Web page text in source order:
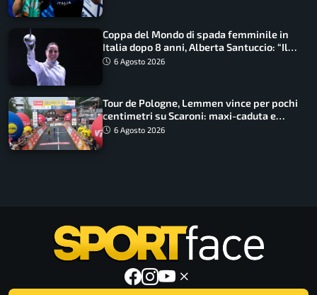
Coppa del Mondo di spada femminile in
Italia dopo 8 anni, Alberta Santuccio: “Il
lavoro dà sempre i suoi frutti”
6 Agosto 2026
Tour de Pologne, Lemmen vince per pochi
centimetri su Scaroni: maxi-caduta e
tappa accorciata
6 Agosto 2026